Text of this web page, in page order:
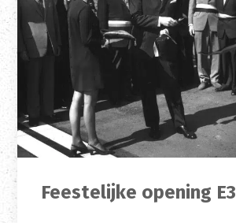
Feestelijke opening E3